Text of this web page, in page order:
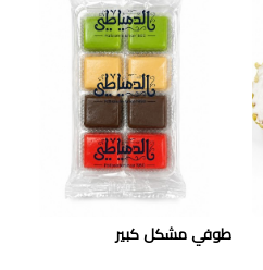
طوفي مشكل كبير